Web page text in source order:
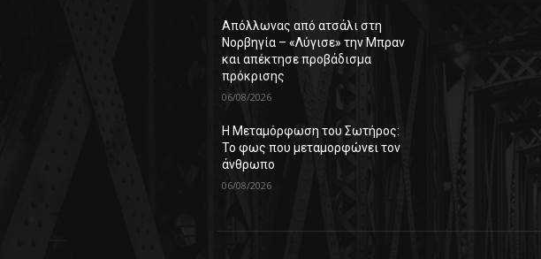
Απόλλωνας από ατσάλι στη
Νορβηγία – «Λύγισε» την Μπραν
και απέκτησε προβάδισμα
πρόκρισης
06/08/2026
Η Μεταμόρφωση του Σωτήρος:
Το φως που μεταμορφώνει τον
άνθρωπο
06/08/2026